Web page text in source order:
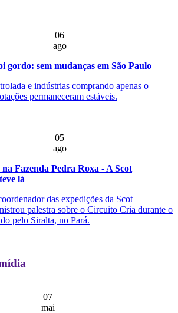
06
ago
gordo: sem mudanças em São Paulo
e indústrias comprando apenas o
permaneceram estáveis.
05
ago
Fazenda Pedra Roxa - A Scot
lá
das expedições da Scot
palestra sobre o Circuito Cria durante o
pelo Siralta, no Pará.
07
mai